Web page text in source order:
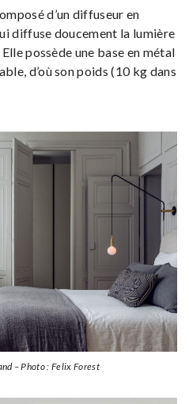
d’un diffuseur en
diffuse doucement la lumière
possède une base en métal
d’où son poids (10 kg dans
– Photo : Felix Forest